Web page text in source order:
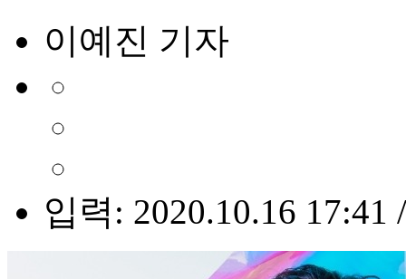
이예진 기자
입력: 2020.10.16 17:41